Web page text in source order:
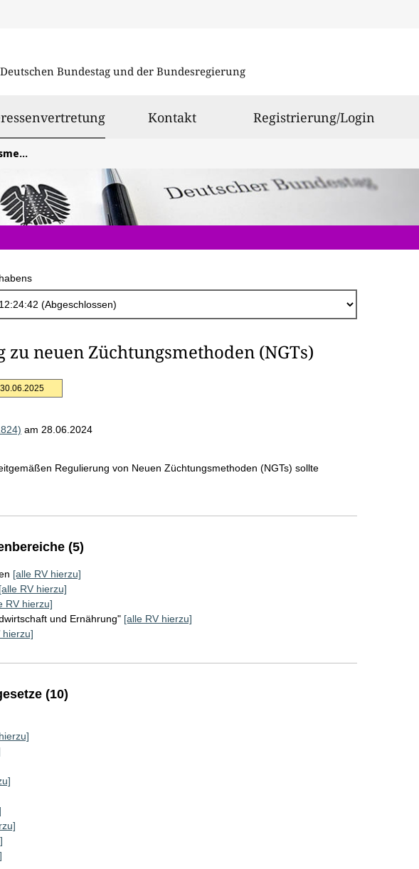
Deutschen Bundestag und der Bundesregierung
ausgewählt
Kontakt Registrierung/Login
zu neuen Züchtungsmethoden (NGTs)
am 28.06.2024
Regulierung von Neuen Züchtungsmethoden (NGTs) sollte
(5)
[alle RV hierzu]
[alle RV hierzu]
RV hierzu]
und Ernährung" [alle RV hierzu]
hierzu]
(10)